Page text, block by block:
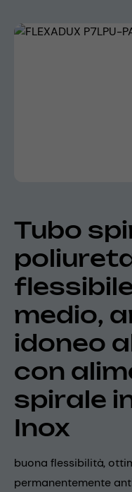
Skip image gallery
Tubo
medio,
idoneo
con
spirale
Inox
buona flessibilità,
permanentemente